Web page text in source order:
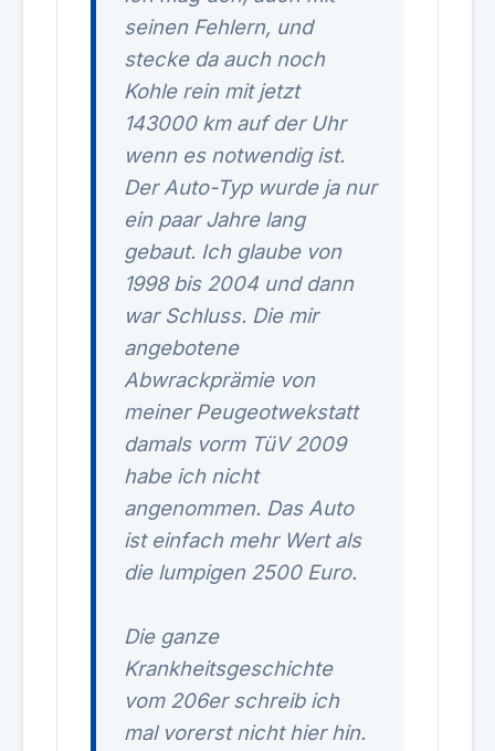
seinen Fehlern, und
stecke da auch noch
Kohle rein mit jetzt
143000 km auf der Uhr
wenn es notwendig ist.
Der Auto-Typ wurde ja nur
ein paar Jahre lang
gebaut. Ich glaube von
1998 bis 2004 und dann
war Schluss. Die mir
angebotene
Abwrackprämie von
meiner Peugeotwekstatt
damals vorm TüV 2009
habe ich nicht
angenommen. Das Auto
ist einfach mehr Wert als
die lumpigen 2500 Euro.
Die ganze
Krankheitsgeschichte
vom 206er schreib ich
mal vorerst nicht hier hin.